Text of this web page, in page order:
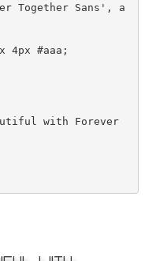
Together Sans', a
4px #aaa;